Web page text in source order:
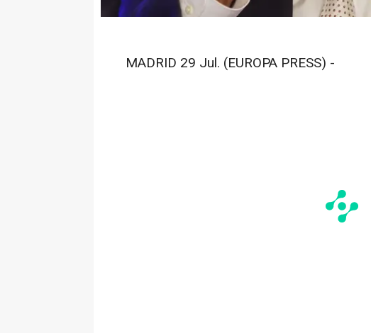
MADRID 29 Jul. (EUROPA PRESS) -